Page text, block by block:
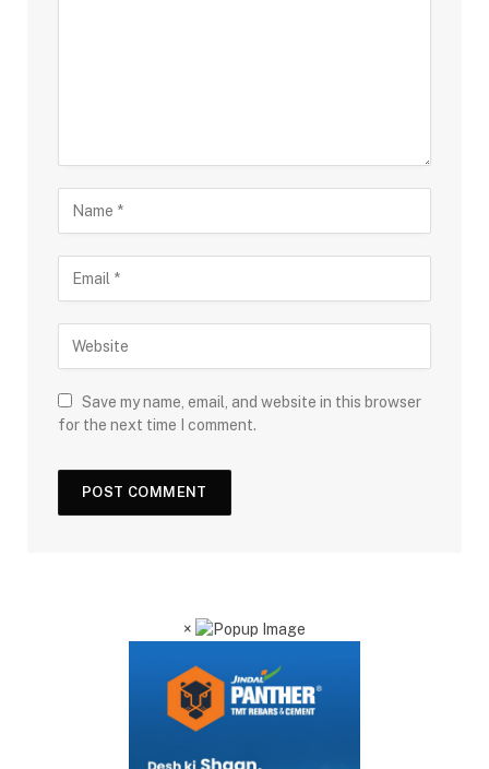
Save my name, email, and website in this browser
for the next time I comment.
×